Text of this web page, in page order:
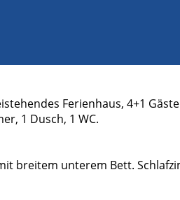
Ferienhaus, 4+1
1 Dusch, 1 WC.
breitem unterem Bett.